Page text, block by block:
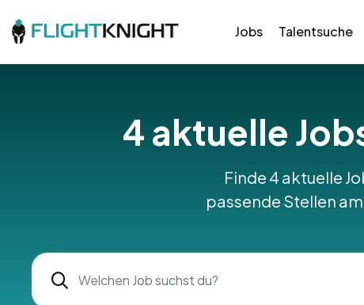
Jobs Talentsuche
4 aktuelle
Finde 4 aktuelle
passende Stellen